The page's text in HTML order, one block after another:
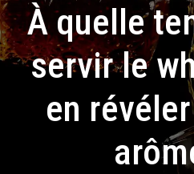
À quelle
servir le
en